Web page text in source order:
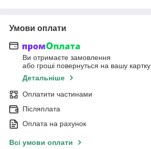
Умови оплати
Ви отримаєте замовлення
або гроші повернуться на вашу картку
Детальніше
Оплатити частинами
Післяплата
Оплата на рахунок
Всі умови оплати